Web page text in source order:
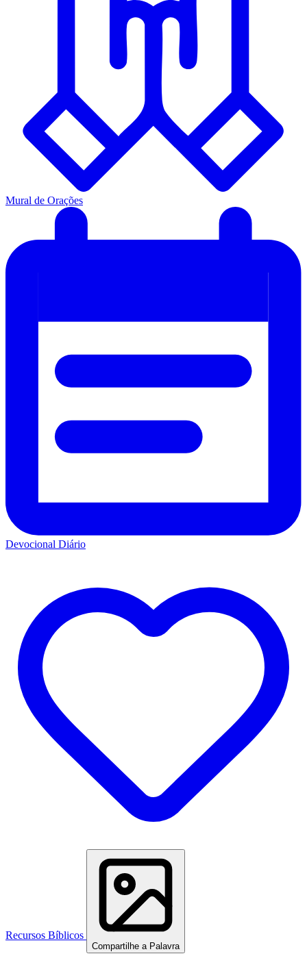
Mural de Orações
Devocional Diário
Recursos Bíblicos
Compartilhe a Palavra